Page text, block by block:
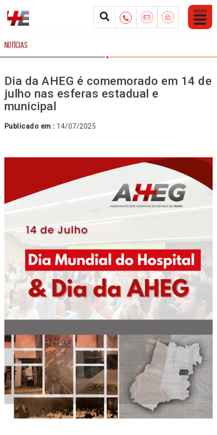
Abrir
Menu
Mobile
NOTÍCIAS
Dia da AHEG é comemorado em 14 de
julho nas esferas estadual e
municipal
Publicado em : 14/07/2025